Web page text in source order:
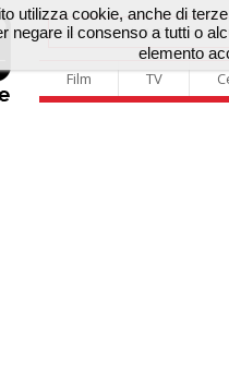
Film TV
utilizza cookie, anche di
negare il consenso a tutti o
elemento